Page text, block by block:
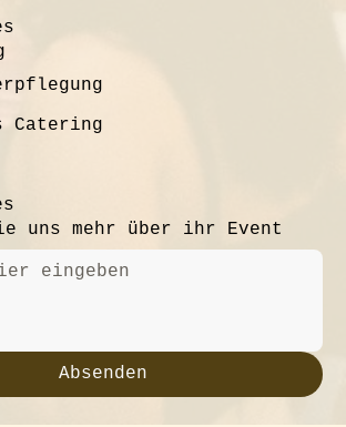
Catering
uns mehr über ihr Event
Absenden